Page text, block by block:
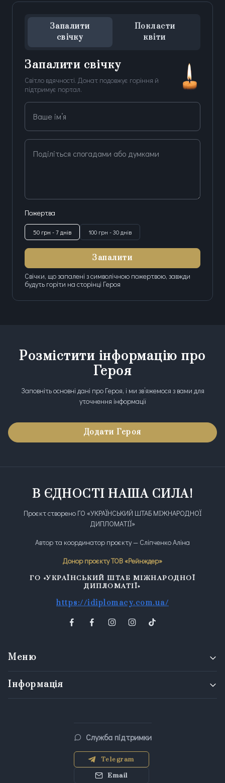
Запалити
свічку
Покласти
квіти
Запалити свічку
Світло вдячності. Донат подовжує горіння й
підтримує портал.
Ваше ім’я
Поділіться спогадами або думками
Пожертва
50 грн - 7 днів 100 грн - 30 днів
Запалити
Свічки, що запалені з символічною пожертвою, завжди
будуть горіти на сторінці Героя
Розмістити інформацію про
Героя
Заповніть основні дані про Героя, і ми зв’яжемося з вами для
уточнення інформації
Додати Героя
В ЄДНОСТІ НАША СИЛА!
Проєкт створено ГО «УКРАЇНСЬКИЙ ШТАБ МІЖНАРОДНОЇ
ДИПЛОМАТІЇ»
Автор та координатор проєкту — Сліпченко Аліна
Донор проєкту ТОВ «Рейнждер»
ГО «УКРАЇНСЬКИЙ ШТАБ МІЖНАРОДНОЇ
ДИПЛОМАТІЇ»
https://idiplomacy.com.ua/
Меню
Інформація
Служба підтримки
Telegram
Email